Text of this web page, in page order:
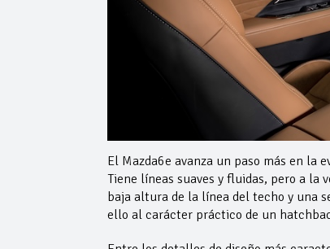
El Mazda6e avanza un paso más en la
Tiene líneas suaves y fluidas, pero a la
baja altura de la línea del techo y una
ello al carácter práctico de un